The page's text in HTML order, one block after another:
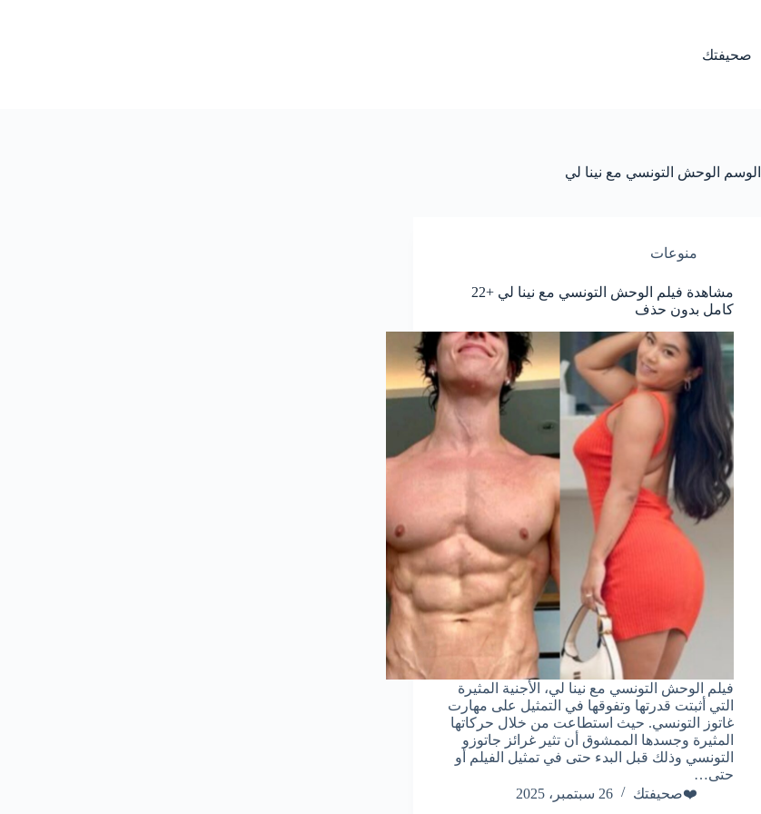
صحيفتك
الوسم الوحش التونسي مع نينا لي
منوعات
مشاهدة فيلم الوحش التونسي مع نينا لي +22
كامل بدون حذف
فيلم الوحش التونسي مع نينا لي، الأجنية المثيرة
التي أثبتت قدرتها وتفوقها في التمثيل على مهارت
غاتوز التونسي. حيث استطاعت من خلال حركاتها
المثيرة وجسدها الممشوق أن تثير غرائز جاتوزو
التونسي وذلك قبل البدء حتى في تمثيل الفيلم أو
حتى…
❤️صحيفتك
26 سبتمبر، 2025